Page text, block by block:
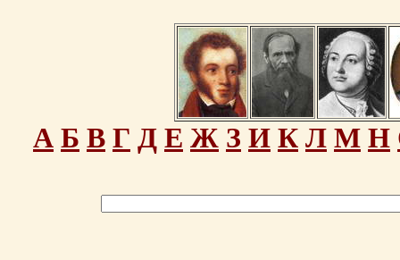
А Б В Г Д Е Ж З И К Л М Н